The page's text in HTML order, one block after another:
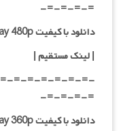
=-=-=-=-
دانلود با کیفیت BluRay 480p ریلیز F2M
| لینک مستقیم|
=-=-=-=-=-=-
=-=-=-=-
دانلود با کیفیت BluRay 360p ریلیز F2M